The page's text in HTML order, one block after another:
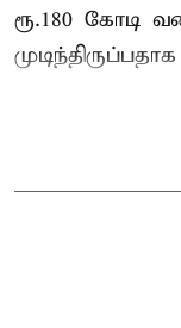
ரூ.180 கோடி